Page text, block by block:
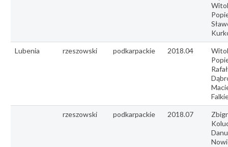
Lubenia rzeszowski podkarpackie 2018.04
Rafał
rzeszowski podkarpackie 2018.07